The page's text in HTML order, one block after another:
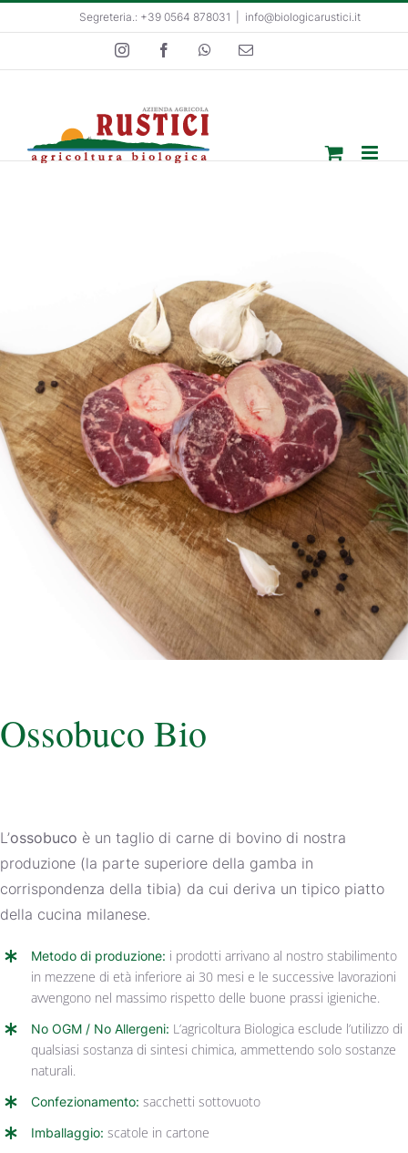
al
Segreteria.: +39 0564 878031 info@biologicarustici.it
InstagramFacebookWhatsApp
Email
Ossobuco Bio
L’ossobuco è un taglio di carne di bovino di nostra
produzione (la parte superiore della gamba in
corrispondenza della tibia) da cui deriva un tipico piatto
della cucina milanese.
Metodo di produzione: i prodotti arrivano al nostro stabilimento
in mezzene di età inferiore ai 30 mesi e le successive lavorazioni
avvengono nel massimo rispetto delle buone prassi igieniche.
No OGM / No Allergeni: L’agricoltura Biologica esclude l’utilizzo di
qualsiasi sostanza di sintesi chimica, ammettendo solo sostanze
naturali.
Confezionamento: sacchetti sottovuoto
Imballaggio: scatole in cartone